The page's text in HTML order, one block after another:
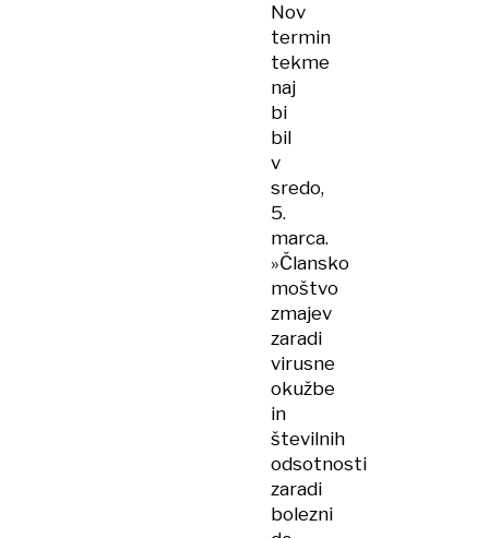
Nov
termin
tekme
naj
bi
bil
v
sredo,
5.
marca.
»Člansko
moštvo
zmajev
zaradi
virusne
okužbe
in
številnih
odsotnosti
zaradi
bolezni